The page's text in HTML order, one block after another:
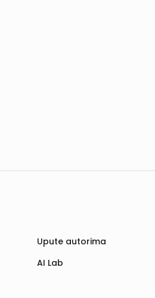
Upute autorima
AI Lab